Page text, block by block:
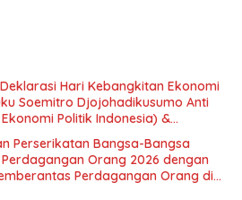
Hari Kebangkitan Ekonomi
Soemitro Djojohadikusumo Anti
Politik Indonesia) &
Undang-Undang Perekonomian
Sosial dalam Menata Bangsa
Perserikatan Bangsa-Bangsa
Orang 2026 dengan
Perdagangan Orang di